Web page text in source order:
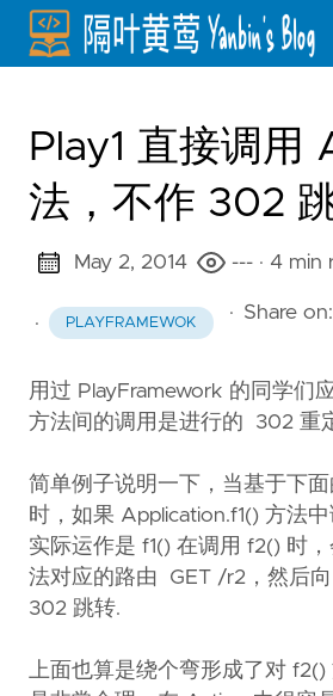
Play1 直接调用
法，不作 302
May 2, 2014 --- · 4 min
· PLAYFRAMEWOK · Share on:
用过 PlayFramework 的同学们
方法间的调用是进行的 302 重
简单例子说明一下，当基于下面
时，如果 Application.f1() 方法
实际运作是 f1() 在调用 f2() 时
法对应的路由 GET /r2，然后
302 跳转.
上面也算是绕个弯形成了对 f2()